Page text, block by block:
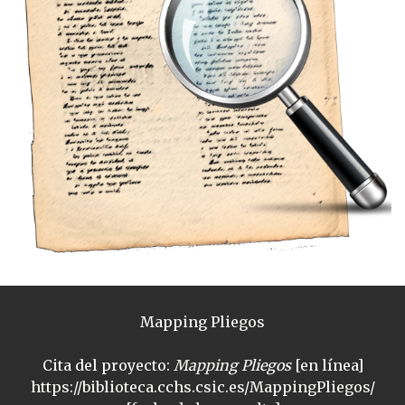
Mapping Pliegos
Cita del proyecto: Mapping Pliegos[en línea]
https://biblioteca.cchs.csic.es/MappingPliegos/